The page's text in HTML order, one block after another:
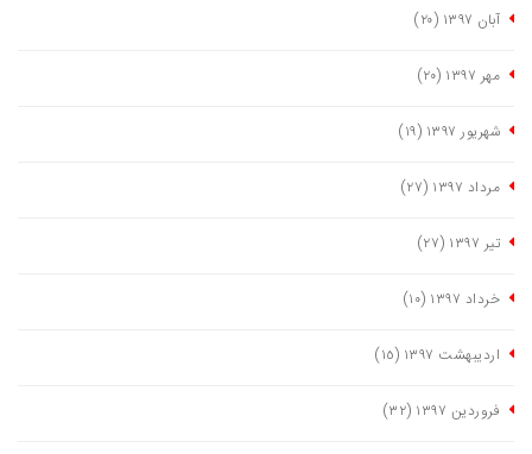
آبان ١٣٩٧ (٢٠)
مهر ١٣٩٧ (٢٠)
شهریور ١٣٩٧ (١٩)
مرداد ١٣٩٧ (٢٧)
تیر ١٣٩٧ (٢٧)
خرداد ١٣٩٧ (١٠)
اردیبهشت ١٣٩٧ (١٥)
فروردین ١٣٩٧ (٣٢)